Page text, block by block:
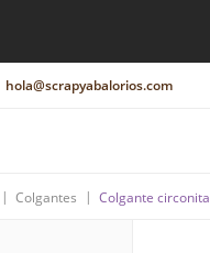
hola@scrapyabalorios.com
| Colgantes | Colgante circonita